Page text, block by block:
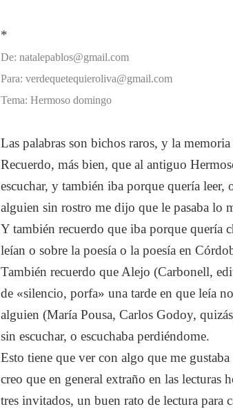
*
De: natalepablos@gmail.com
Para: verdequetequieroliva@gmail.com
Tema: Hermoso domingo
Las palabras son bichos raros, y la
Recuerdo, más bien, que al antiguo
escuchar, y también iba porque quería leer,
alguien sin rostro me dijo que le pasaba lo
Y también recuerdo que iba porque quería
leían o sobre la poesía o la poesía en
También recuerdo que Alejo (Carbonell,
de «silencio, porfa» una tarde en que leía
alguien (María Pousa, Carlos Godoy,
sin escuchar, o escuchaba perdiéndome.
Esto tiene que ver con algo que me
creo que en general extraño en las lecturas
tres invitados, un buen rato de lectura para